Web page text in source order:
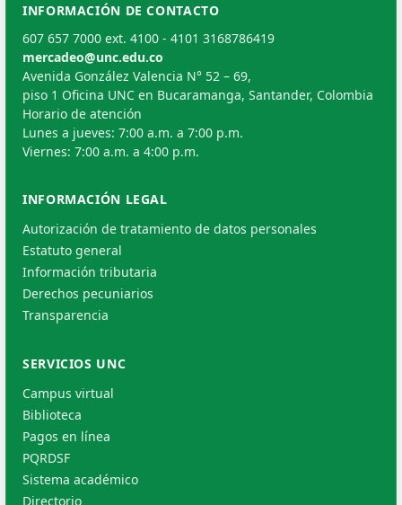
INFORMACIÓN DE CONTACTO
607 657 7000 ext. 4100 - 4101 3168786419
mercadeo@unc.edu.co
Avenida González Valencia N° 52 – 69,
piso 1 Oficina UNC en Bucaramanga, Santander, Colombia
Horario de atención
Lunes a jueves: 7:00 a.m. a 7:00 p.m.
Viernes: 7:00 a.m. a 4:00 p.m.
INFORMACIÓN LEGAL
Autorización de tratamiento de datos personales
Estatuto general
Información tributaria
Derechos pecuniarios
Transparencia
SERVICIOS UNC
Campus virtual
Biblioteca
Pagos en línea
PQRDSF
Sistema académico
Directorio